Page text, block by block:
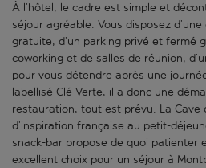
À l’hôtel, le cadre est simple et
séjour agréable. Vous disposez
gratuite, d’un parking privé et fermé
coworking et de salles de réunion,
pour vous détendre après une
labellisé Clé Verte, il a donc une
restauration, tout est prévu. La Cave
d’inspiration française au petit-
snack-bar propose de quoi patienter
excellent choix pour un séjour à